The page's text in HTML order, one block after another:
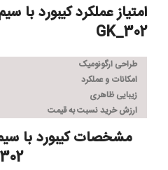
GK_302
طراحی ارگونومیک
امکانات و عملکرد
زیبایی ظاهری
ارزش خرید نسبت به قیمت
302